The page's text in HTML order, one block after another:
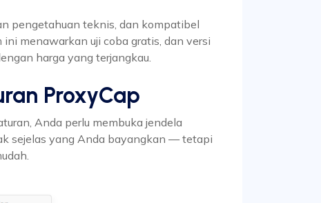
pengetahuan teknis, dan kompatibel
menawarkan uji coba gratis, dan versi
harga yang terjangkau.
ProxyCap
Anda perlu membuka jendela
sejelas yang Anda bayangkan — tetapi